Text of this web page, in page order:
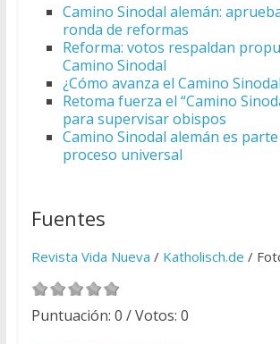
Camino Sinodal alemán:
ronda de reformas
Reforma: votos respaldan
Camino Sinodal
¿Cómo avanza el Camino
Retoma fuerza el “Camino
para supervisar obispos
Camino Sinodal alemán es
proceso universal
Fuentes
Revista Vida Nueva / Katholisch.de /
Puntuación: 0 / Votos: 0